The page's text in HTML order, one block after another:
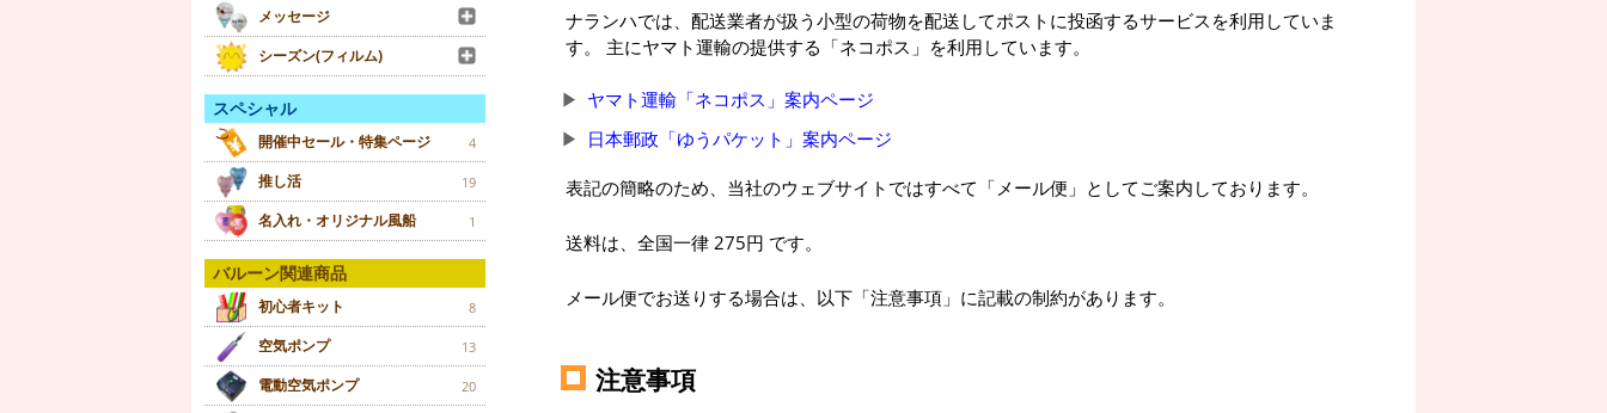
メッセージ
シーズン(フィルム)
スペシャル
開催中セール・特集ページ 4
推し活 19
名入れ・オリジナル風船 1
バルーン関連商品
初心者キット 8
空気ポンプ 13
電動空気ポンプ 20
ナランハでは、配送業者が扱う小型の荷物を配送してポストに投函するサービスを利用していま
す。 主にヤマト運輸の提供する「ネコポス」を利用しています。
ヤマト運輸「ネコポス」案内ページ
日本郵政「ゆうパケット」案内ページ
表記の簡略のため、当社のウェブサイトではすべて「メール便」としてご案内しております。
送料は、全国一律 275円 です。
メール便でお送りする場合は、以下「注意事項」に記載の制約があります。
注意事項